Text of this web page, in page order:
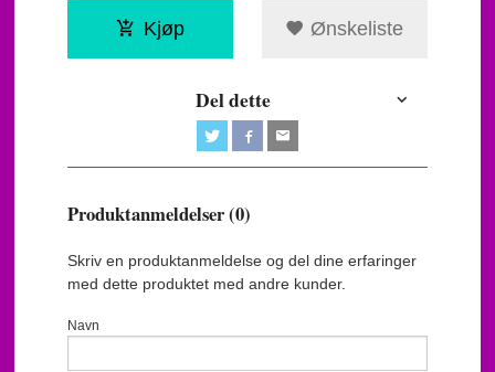
Kjøp Ønskeliste
Del dette
Produktanmeldelser (0)
Skriv en produktanmeldelse og del dine erfaringer
med dette produktet med andre kunder.
Navn